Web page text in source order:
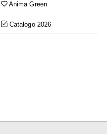
Anima Green
Catalogo 2026